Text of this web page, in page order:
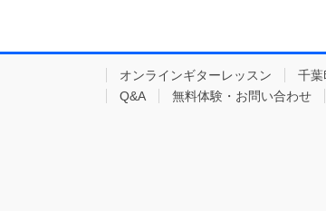
オンラインギターレッスン 千葉
Q&A
無料体験・お問い合わせ